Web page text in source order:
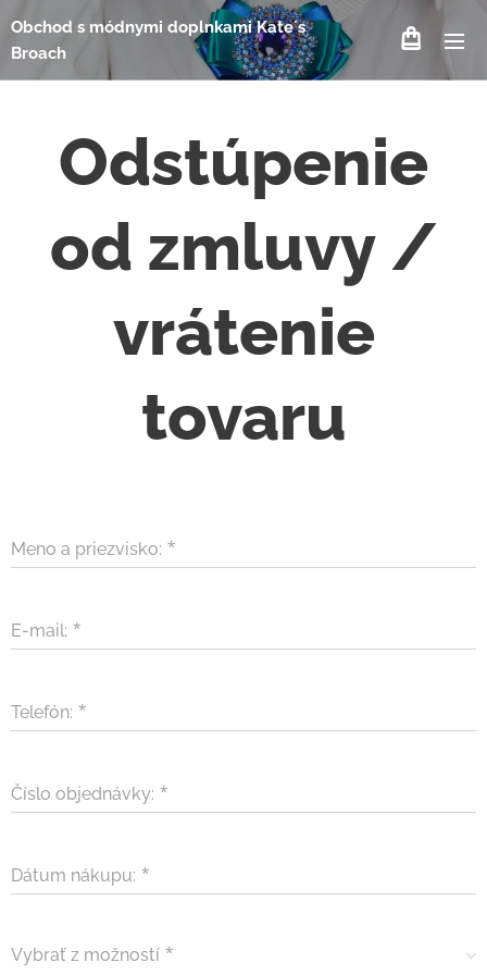
Obchod s módnymi doplnkami Kate´s
Broach
Odstúpenie
od zmluvy /
vrátenie
tovaru
Meno a priezvisko:
E-mail:
Telefón:
Číslo objednávky:
Dátum nákupu:
Vybrať z možností